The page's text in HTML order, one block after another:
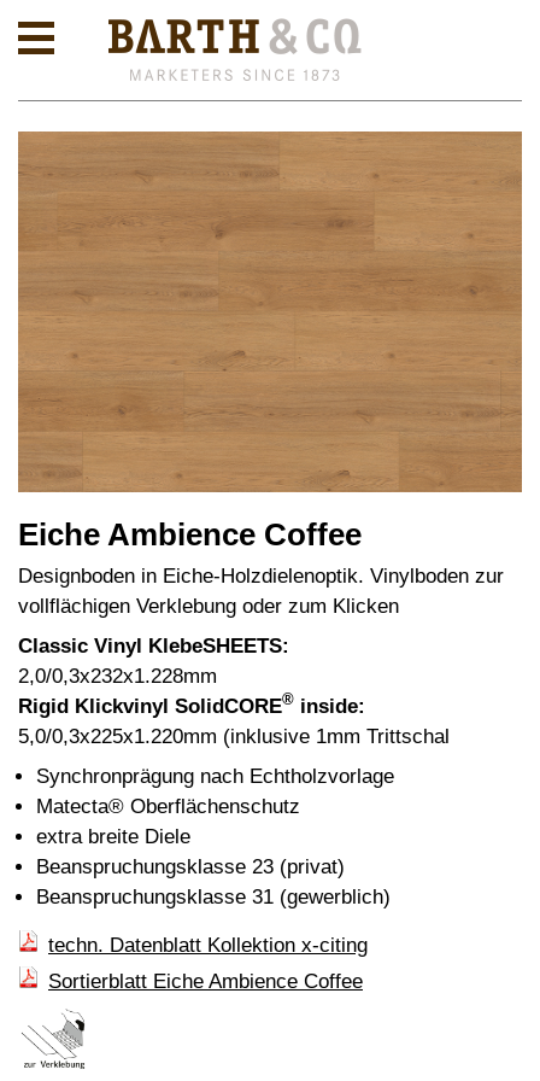
Eiche Ambience Coffee
Designboden in Eiche-Holzdielenoptik. Vinylboden zur
vollflächigen Verklebung oder zum Klicken
Classic Vinyl KlebeSHEETS:
2,0/0,3x232x1.228mm
Rigid Klickvinyl SolidCORE® inside:
5,0/0,3x225x1.220mm (inklusive 1mm Trittschal
Synchronprägung nach Echtholzvorlage
Matecta® Oberflächenschutz
extra breite Diele
Beanspruchungsklasse 23 (privat)
Beanspruchungsklasse 31 (gewerblich)
techn. Datenblatt Kollektion x-citing
Sortierblatt Eiche Ambience Coffee